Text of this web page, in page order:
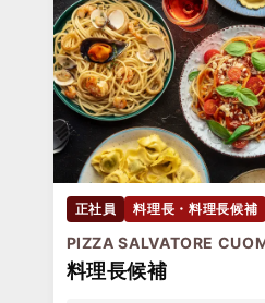
正社員 料理長・料理長候補
PIZZA SALVATORE
料理長候補